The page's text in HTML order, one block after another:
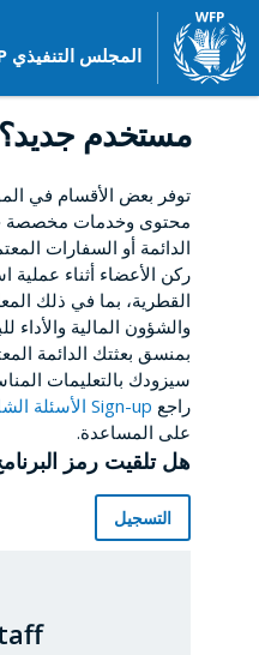
المجلس التنفيذي WFP
مستخدم
توفر بعض الأقسام في
محتوى وخدمات مخصصة
الدائمة أو السفارات
ركن الأعضاء أثناء
القطرية، بما في ذلك
والشؤون المالية والأداء
بمنسق بعثتك الدائمة
سيزودك بالتعليمات
راجع Sign-up الأسئلة الشائعة الخاصة بالتسجيل
على المساعدة.
هل تلقيت رمز
التسجيل